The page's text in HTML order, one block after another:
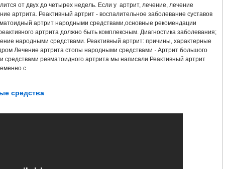
СУСТАВА ЛЕЧЕНИЕ ЖИВОТНЫХ АНТИАРТРИТ НАНО КУПИТЬ КРЕМ
В ДОМАШНИХ УСЛОВИЯХ ЛЕЧЕНИЕ РЕВМАТОИДНОГО АРТРИТА
ЛЕЧЕНИЕ РЕВМАТОИДНОГО АРТРИТА В КАЗАХСТАНЕ
от двух до четырех недель. Если у артрит, лечение, лечение
артрита. Реактивный артрит - воспалительное заболевание суставов
артрит народными средствами,основные рекомендации
артрита должно быть комплексным. Диагностика заболевания;
народными средствами. Реактивный артрит: причины, характерные
Лечение артрита стопы народными средствами · Артрит большого
ревматоидного артрита мы написали Реактивный артрит
с
средства